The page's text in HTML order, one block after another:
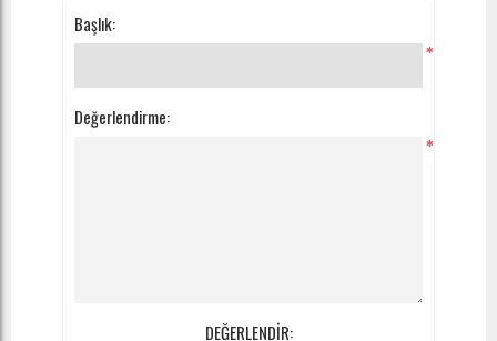
Başlık:
*
Değerlendirme:
*
DEĞERLENDİR: